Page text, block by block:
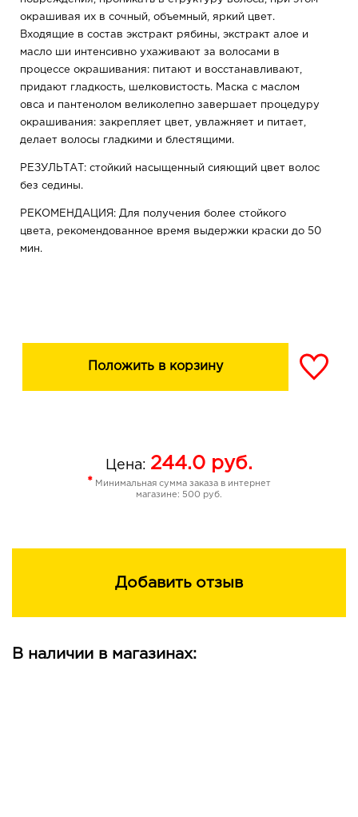
окрашивая их в сочный, объемный, яркий цвет.
Входящие в состав экстракт рябины, экстракт алое и
масло ши интенсивно ухаживают за волосами в
процессе окрашивания: питают и восстанавливают,
придают гладкость, шелковистость. Маска с маслом
овса и пантенолом великолепно завершает процедуру
окрашивания: закрепляет цвет, увлажняет и питает,
делает волосы гладкими и блестящими.
РЕЗУЛЬТАТ: стойкий насыщенный сияющий цвет волос
без седины.
РЕКОМЕНДАЦИЯ: Для получения более стойкого
цвета, рекомендованное время выдержки краски до 50
мин.
Положить в корзину
Цена: 244.0 руб.
* Минимальная сумма заказа в интернет
магазине: 500 руб.
Добавить отзыв
В наличии в магазинах: